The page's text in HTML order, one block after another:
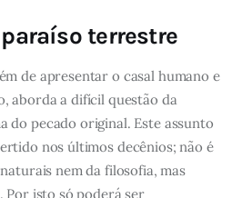
paraíso terrestre
de apresentar o casal humano e
aborda a difícil questão da
do pecado original. Este assunto
nos últimos decênios; não é
nem da filosofia, mas
Por isto só poderá ser